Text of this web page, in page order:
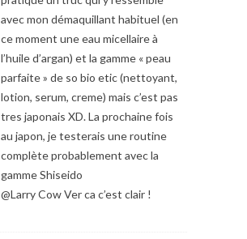
avec mon démaquillant habituel (en
ce moment une eau micellaire à
l’huile d’argan) et la gamme « peau
parfaite » de so bio etic (nettoyant,
lotion, serum, creme) mais c’est pas
tres japonais XD. La prochaine fois
au japon, je testerais une routine
complète probablement avec la
gamme Shiseido
@Larry Cow Ver ca c’est clair !